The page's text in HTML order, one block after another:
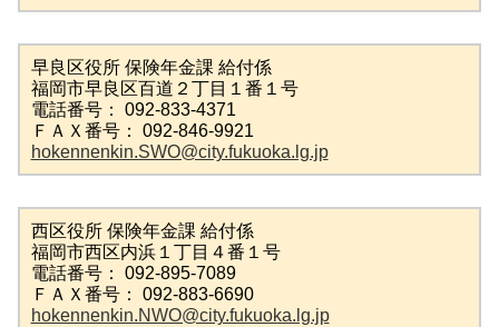
早良区役所 保険年金課 給付係
福岡市早良区百道２丁目１番１号
電話番号： 092-833-4371
ＦＡＸ番号： 092-846-9921
hokennenkin.SWO@city.fukuoka.lg.jp
西区役所 保険年金課 給付係
福岡市西区内浜１丁目４番１号
電話番号： 092-895-7089
ＦＡＸ番号： 092-883-6690
hokennenkin.NWO@city.fukuoka.lg.jp